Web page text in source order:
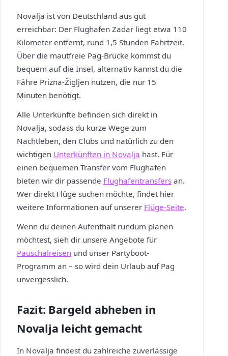
Novalja ist von Deutschland aus gut
erreichbar: Der Flughafen Zadar liegt etwa 110
Kilometer entfernt, rund 1,5 Stunden Fahrtzeit.
Über die mautfreie Pag-Brücke kommst du
bequem auf die Insel, alternativ kannst du die
Fähre Prizna-Žigljen nutzen, die nur 15
Minuten benötigt.
Alle Unterkünfte befinden sich direkt in
Novalja, sodass du kurze Wege zum
Nachtleben, den Clubs und natürlich zu den
wichtigen Unterkünften in Novalja hast. Für
einen bequemen Transfer vom Flughafen
bieten wir dir passende Flughafentransfers an.
Wer direkt Flüge suchen möchte, findet hier
weitere Informationen auf unserer Flüge-Seite.
Wenn du deinen Aufenthalt rundum planen
möchtest, sieh dir unsere Angebote für
Pauschalreisen und unser Partyboot-
Programm an – so wird dein Urlaub auf Pag
unvergesslich.
Fazit: Bargeld abheben in
Novalja leicht gemacht
In Novalja findest du zahlreiche zuverlässige